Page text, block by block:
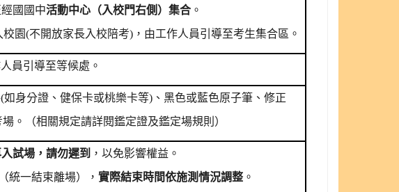
經國國中活動中心（入校門右側）集合 。
校園(不開放家長入校陪考)，由工作人員引導至考生集合區。
員引導至等候處。
身分證、健保卡或桃樂卡等)、 黑色或藍色原子筆、修正
。（相關規定請詳閱鑑定證及鑑定場規則）
試場，請勿遲到 ，以免影響權益。
統一結束離場）， 實際結束時間依施測情況調整 。